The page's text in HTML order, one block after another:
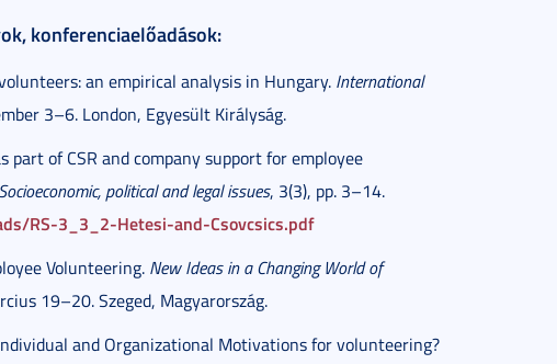
konferenciaelőadások:
an empirical analysis in Hungary. International
3–6. London, Egyesült Királyság.
part of CSR and company support for employee
political and legal issues, 3(3), pp. 3–14.
RS-3_3_2-Hetesi-and-Csovcsics.pdf
Volunteering. New Ideas in a Changing World of
19–20. Szeged, Magyarország.
and Organizational Motivations for volunteering?